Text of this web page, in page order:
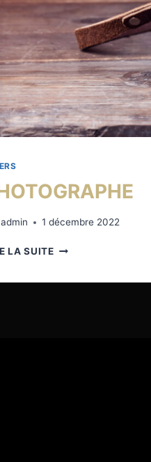
admin 1 décembre 2022
LA SUITEPHOTOGRAPHE